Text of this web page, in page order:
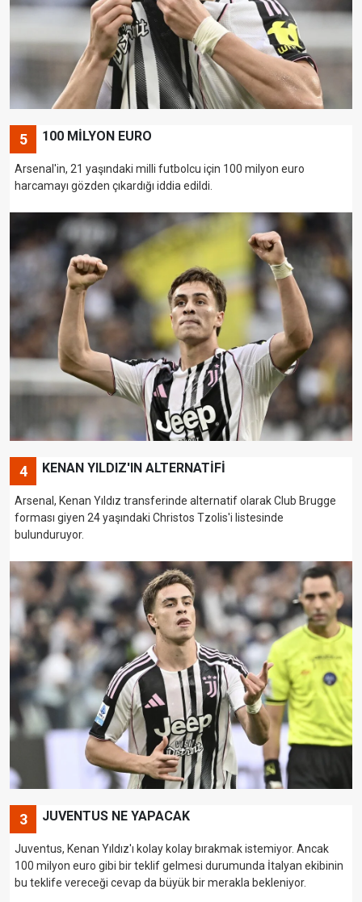
5 100 MİLYON EURO
Arsenal'in, 21 yaşındaki milli futbolcu için 100 milyon euro
harcamayı gözden çıkardığı iddia edildi.
4 KENAN YILDIZ'IN ALTERNATİFİ
Arsenal, Kenan Yıldız transferinde alternatif olarak Club Brugge
forması giyen 24 yaşındaki Christos Tzolis'i listesinde
bulunduruyor.
3 JUVENTUS NE YAPACAK
Juventus, Kenan Yıldız'ı kolay kolay bırakmak istemiyor. Ancak
100 milyon euro gibi bir teklif gelmesi durumunda İtalyan ekibinin
bu teklife vereceği cevap da büyük bir merakla bekleniyor.